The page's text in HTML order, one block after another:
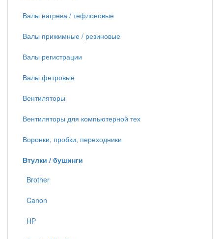
Валы нагрева / тефлоновые
Валы прижимные / резиновые
Валы регистрации
Валы фетровые
Вентиляторы
Вентиляторы для компьютерной тех
Воронки, пробки, переходники
Втулки / бушинги
Brother
Canon
HP